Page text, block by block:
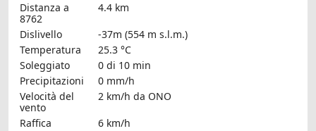
Distanza a
8762
4.4 km
Dislivello
-37m (554 m s.l.m.)
Temperatura
25.3 °C
Soleggiato
0 di 10 min
Precipitazioni
0 mm/h
Velocità del
vento
2 km/h da ONO
Raffica
6 km/h